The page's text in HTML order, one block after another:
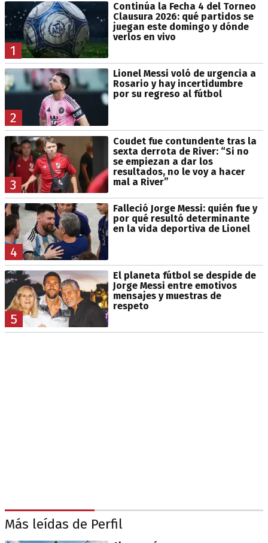
1
Continúa la Fecha 4 del Torneo
Clausura 2026: qué partidos se
juegan este domingo y dónde
verlos en vivo
2
Lionel Messi voló de urgencia a
Rosario y hay incertidumbre
por su regreso al fútbol
3
Coudet fue contundente tras la
sexta derrota de River: “Si no
se empiezan a dar los
resultados, no le voy a hacer
mal a River”
4
Falleció Jorge Messi: quién fue y
por qué resultó determinante
en la vida deportiva de Lionel
5
El planeta fútbol se despide de
Jorge Messi entre emotivos
mensajes y muestras de
respeto
Más leídas de Perfil